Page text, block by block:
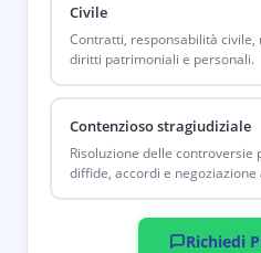
Civile
Contratti, responsabilità
diritti patrimoniali e personali.
Contenzioso stragiudiziale
Risoluzione delle
diffide, accordi e negoziazione
Richiedi